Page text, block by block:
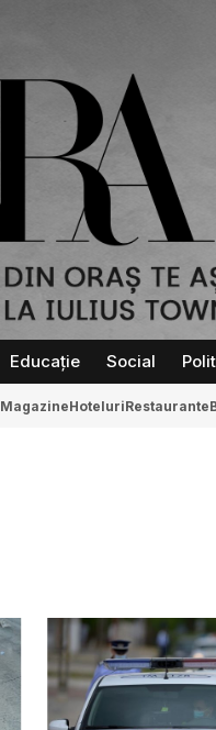
Educație Social
MagazineHoteluriRestaurante